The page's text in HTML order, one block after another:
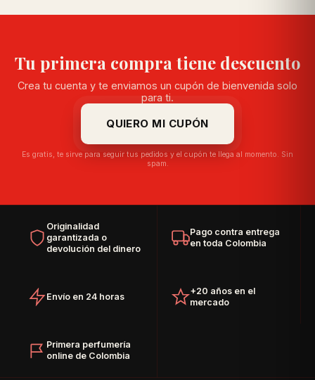
Tu primera compra tiene descuento
Crea tu cuenta y te enviamos un cupón de bienvenida solo
para ti.
QUIERO MI CUPÓN
Es gratis, te sirve para seguir tus pedidos y el cupón te llega al momento. Sin
spam.
Originalidad
garantizada o
devolución del dinero
Pago contra entrega
en toda Colombia
Envío en 24 horas
+20 años en el
mercado
Primera perfumería
online de Colombia